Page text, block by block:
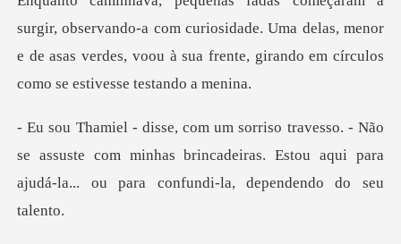
-a com curiosidade. Uma delas, menor
e de asas verdes, voou à sua
se assuste com minhas brincadeiras. Estou aqui para
aju